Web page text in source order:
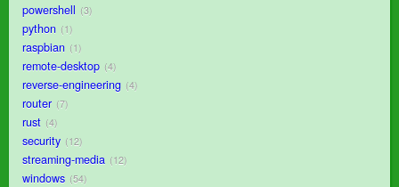
powershell 3
python 1
raspbian 1
remote-desktop 4
reverse-engineering 4
router 7
rust 4
security 12
streaming-media 12
windows 54